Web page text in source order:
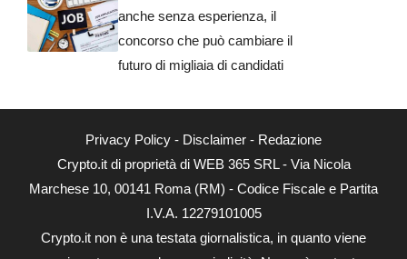
anche senza esperienza, il
concorso che può cambiare il
futuro di migliaia di candidati
Privacy Policy - Disclaimer - Redazione
Crypto.it di proprietà di WEB 365 SRL - Via Nicola
Marchese 10, 00141 Roma (RM) - Codice Fiscale e Partita
I.V.A. 12279101005
Crypto.it non è una testata giornalistica, in quanto viene